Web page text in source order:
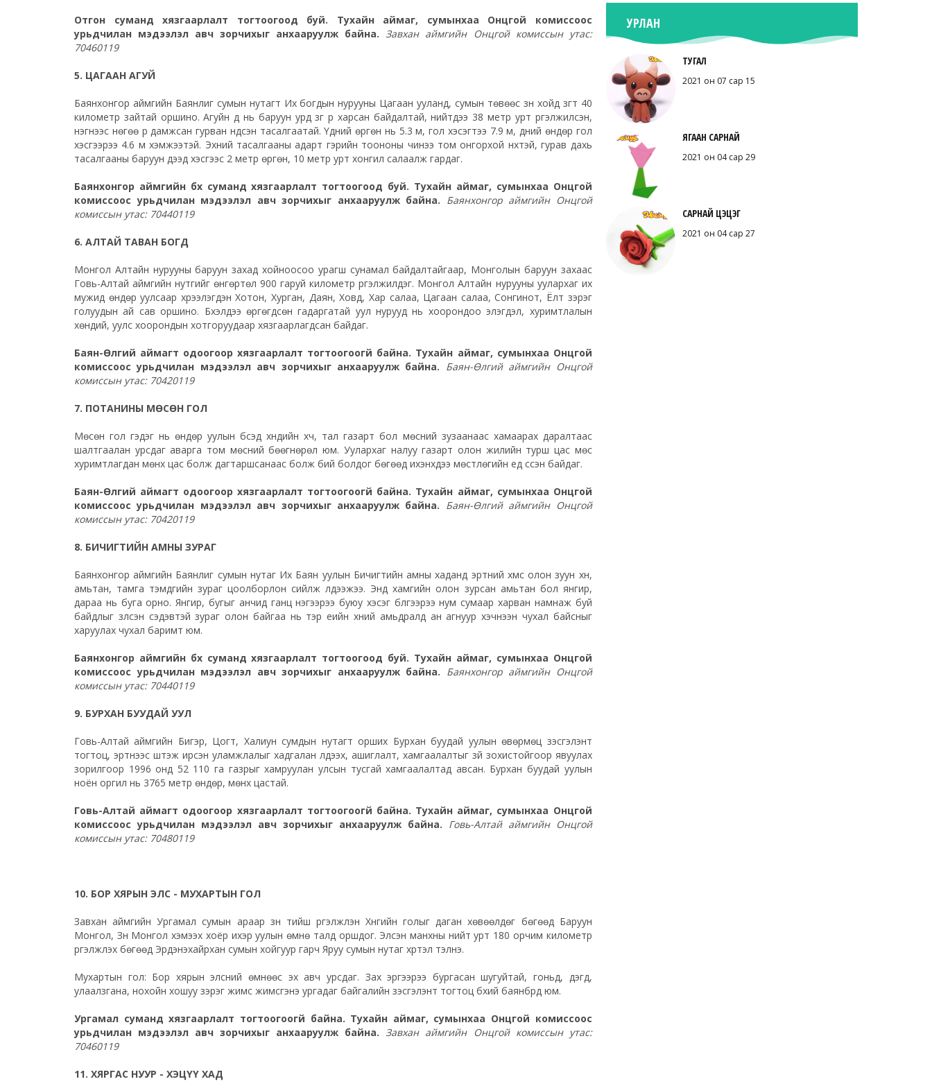
Отгон суманд хязгаарлалт тогтоогоод буй. Тухайн аймаг, сумынхаа Онцгой комиссоос
урьдчилан мэдээлэл авч зорчихыг анхааруулж байна. Завхан аймгийн Онцгой комиссын утас:
70460119
5. ЦАГААН АГУЙ
Баянхонгор аймгийн Баянлиг сумын нутагт Их богдын нурууны Цагаан ууланд, сумын төвөөс зүүн хойд зүгт 40
километр зайтай оршино. Агуйн үүд нь баруун урд зүг рүү харсан байдалтай, нийтдээ 38 метр урт үргэлжилсэн,
нэгнээс нөгөө рүү дамжсан гурван үндсэн тасалгаатай. Үүдний өргөн нь 5.3 м, гол хэсэгтээ 7.9 м, үүдний өндөр гол
хэсгээрээ 4.6 м хэмжээтэй. Эхний тасалгааны адарт гэрийн тоононы чинээ том онгорхой нүхтэй, гурав дахь
тасалгааны баруун дээд хэсгээс 2 метр өргөн, 10 метр урт хонгил салаалж гардаг.
Баянхонгор аймгийн бүх суманд хязгаарлалт тогтоогоод буй. Тухайн аймаг, сумынхаа Онцгой
комиссоос урьдчилан мэдээлэл авч зорчихыг анхааруулж байна. Баянхонгор аймгийн Онцгой
комиссын утас: 70440119
6. АЛТАЙ ТАВАН БОГД
Монгол Алтайн нурууны баруун захад хойноосоо урагш сунамал байдалтайгаар, Монголын баруун захаас
Говь-Алтай аймгийн нутгийг өнгөртөл 900 гаруй километр үргэлжилдэг. Монгол Алтайн нурууны уулархаг их
мужид өндөр уулсаар хүрээлэгдэн Хотон, Хурган, Даян, Ховд, Хар салаа, Цагаан салаа, Сонгинот, Ёлт зэрэг
голуудын ай сав оршино. Бүхэлдээ өргөгдсөн гадаргатай уул нурууд нь хоорондоо элэгдэл, хуримтлалын
хөндий, уулс хоорондын хотгоруудаар хязгаарлагдсан байдаг.
Баян-Өлгий аймагт одоогоор хязгаарлалт тогтоогоогүй байна. Тухайн аймаг, сумынхаа Онцгой
комиссоос урьдчилан мэдээлэл авч зорчихыг анхааруулж байна. Баян-Өлгий аймгийн Онцгой
комиссын утас: 70420119
7. ПОТАНИНЫ МӨСӨН ГОЛ
Мөсөн гол гэдэг нь өндөр уулын бүсэд хүндийн хүч, тал газарт бол мөсний зузаанаас хамаарах даралтаас
шалтгаалан урсдаг аварга том мөсний бөөгнөрөл юм. Уулархаг налуу газарт олон жилийн турш цас мөс
хуримтлагдан мөнх цас болж дагтаршсанаас болж бий болдог бөгөөд ихэнхдээ мөстлөгийн үед үүссэн байдаг.
Баян-Өлгий аймагт одоогоор хязгаарлалт тогтоогоогүй байна. Тухайн аймаг, сумынхаа Онцгой
комиссоос урьдчилан мэдээлэл авч зорчихыг анхааруулж байна. Баян-Өлгий аймгийн Онцгой
комиссын утас: 70420119
8. БИЧИГТИЙН АМНЫ ЗУРАГ
Баянхонгор аймгийн Баянлиг сумын нутаг Их Баян уулын Бичигтийн амны хаданд эртний хүмүүс олон зуун хүн,
амьтан, тамга тэмдгийн зураг цоолборлон сийлж үлдээжээ. Энд хамгийн олон зурсан амьтан бол янгир,
дараа нь буга орно. Янгир, бугыг анчид ганц нэгээрээ буюу хэсэг бүлгээрээ нум сумаар харван намнаж буй
байдлыг үзүүлсэн сэдэвтэй зураг олон байгаа нь тэр үеийн хүний амьдралд ан агнуур хэчнээн чухал байсныг
харуулах чухал баримт юм.
Баянхонгор аймгийн бүх суманд хязгаарлалт тогтоогоод буй. Тухайн аймаг, сумынхаа Онцгой
комиссоос урьдчилан мэдээлэл авч зорчихыг анхааруулж байна. Баянхонгор аймгийн Онцгой
комиссын утас: 70440119
9. БУРХАН БУУДАЙ УУЛ
Говь-Алтай аймгийн Бигэр, Цогт, Халиун сумдын нутагт орших Бурхан буудай уулын өвөрмөц үзэсгэлэнт
тогтоц, эртнээс шүтэж ирсэн уламжлалыг хадгалан үлдээх, ашиглалт, хамгаалалтыг зүй зохистойгоор явуулах
зорилгоор 1996 онд 52 110 га газрыг хамруулан улсын тусгай хамгаалалтад авсан. Бурхан буудай уулын
ноён оргил нь 3765 метр өндөр, мөнх цастай.
Говь-Алтай аймагт одоогоор хязгаарлалт тогтоогоогүй байна. Тухайн аймаг, сумынхаа Онцгой
комиссоос урьдчилан мэдээлэл авч зорчихыг анхааруулж байна. Говь-Алтай аймгийн Онцгой
комиссын утас: 70480119
10. БОР ХЯРЫН ЭЛС - МУХАРТЫН ГОЛ
Завхан аймгийн Ургамал сумын араар зүүн тийш үргэлжлэн Хүнгийн голыг даган хөвөөлдөг бөгөөд Баруун
Монгол, Зүүн Монгол хэмээх хоёр ихэр уулын өмнө талд оршдог. Элсэн манхны нийт урт 180 орчим километр
үргэлжлэх бөгөөд Эрдэнэхайрхан сумын хойгуур гарч Яруу сумын нутаг хүртэл тэлнэ.
Мухартын гол: Бор хярын элсний өмнөөс эх авч урсдаг. Зах эргээрээ бургасан шугуйтай, гоньд, дэгд,
улаалзгана, нохойн хошуу зэрэг жимс жимсгэнэ ургадаг байгалийн үзэсгэлэнт тогтоц бүхий баянбүрд юм.
Ургамал суманд хязгаарлалт тогтоогоогүй байна. Тухайн аймаг, сумынхаа Онцгой комиссоос
урьдчилан мэдээлэл авч зорчихыг анхааруулж байна. Завхан аймгийн Онцгой комиссын утас:
70460119
11. ХЯРГАС НУУР - ХЭЦҮҮ ХАД
УРЛАН
ТУГАЛ
2021 он 07 сар 15
ЯГААН САРНАЙ
2021 он 04 сар 29
САРНАЙ ЦЭЦЭГ
2021 он 04 сар 27